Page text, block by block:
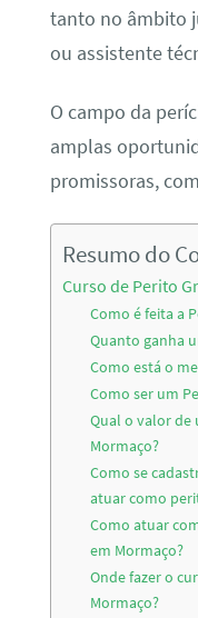
tanto no âmbito
ou assistente
O campo da
amplas
promissoras,
Resumo do
Curso de Perito
Como é feita a
Quanto ganha
Como está o
Como ser um
Qual o valor de
Mormaço?
Como se
atuar como
Como atuar
em Mormaço?
Onde fazer o
Mormaço?